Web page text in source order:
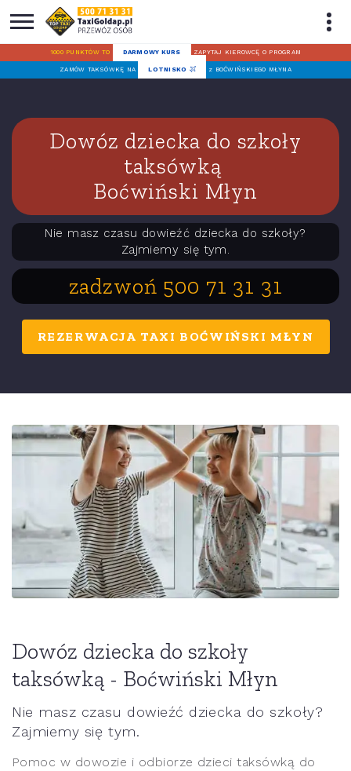
1000 PUNKTÓW TO DARMOWY KURS ZAPYTAJ KIEROWCĘ O PROGRAM
ZAMÓW TAKSÓWKĘ NA LOTNISKO z BOĆWIŃSKIEGO MŁYNA
Dowóz dziecka do szkoły
taksówką
Boćwiński Młyn
Nie masz czasu dowieźć dziecka do szkoły?
Zajmiemy się tym.
zadzwoń 500 71 31 31
REZERWACJA TAXI BOĆWIŃSKI MŁYN
Dowóz dziecka do szkoły
taksówką - Boćwiński Młyn
Nie masz czasu dowieźć dziecka do szkoły?
Zajmiemy się tym.
Pomoc w dowozie i odbiorze dzieci taksówką do